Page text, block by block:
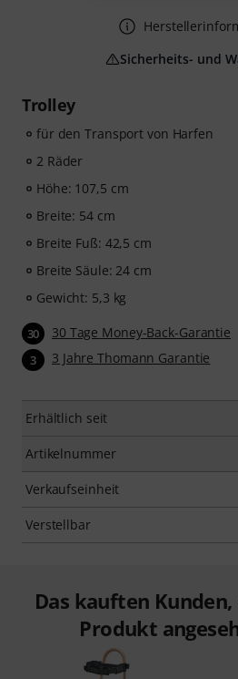
Trolley
für den Transport von Harfen
2 Räder
Höhe: 107,5 cm
Breite: 54 cm
Breite Fuß: 42,5 cm
Breite Säule: 24 cm
Gewicht: 5,3 kg
30 30 Tage Money-Back-Garantie
3 3 Jahre Thomann Garantie
Erhältlich seit
Artikelnummer
Verkaufseinheit
Verstellbar
Sicherheits- und
Das kauften
Produkt